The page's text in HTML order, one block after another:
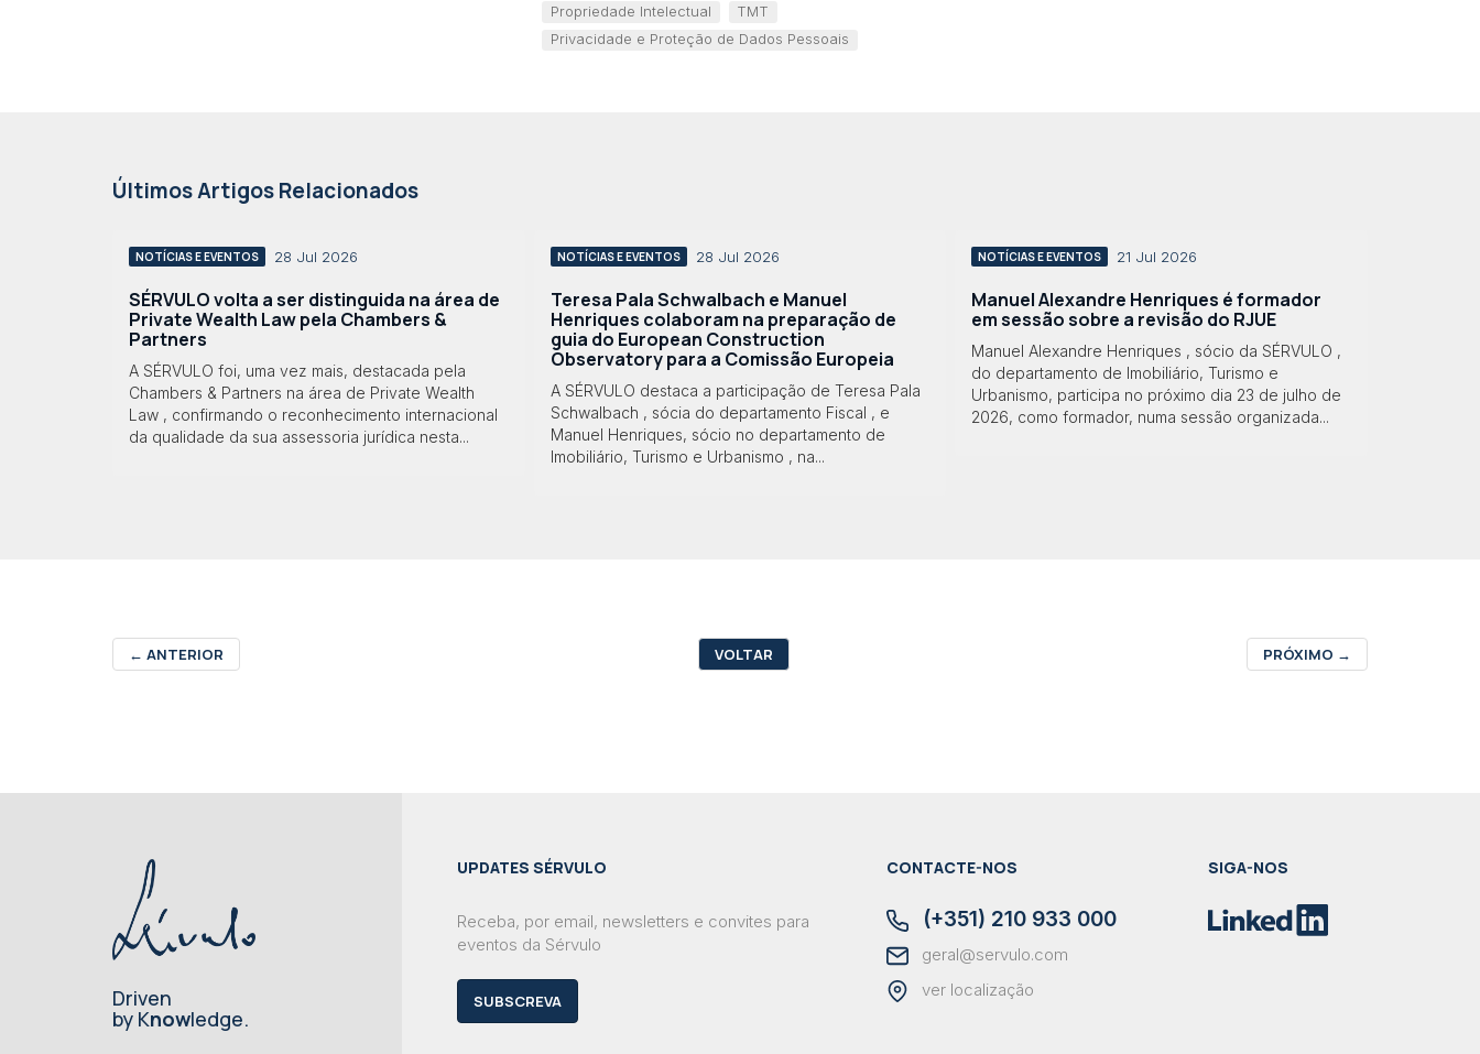
Propriedade Intelectual
TMT
Privacidade e Proteção de Dados Pessoais
Últimos Artigos Relacionados
NOTÍCIAS E EVENTOS 28 Jul 2026
SÉRVULO volta a ser distinguida na área de
Private Wealth Law pela Chambers &
Partners
A SÉRVULO foi, uma vez mais, destacada pela
Chambers & Partners na área de Private Wealth
Law , confirmando o reconhecimento internacional
da qualidade da sua assessoria jurídica nesta...
NOTÍCIAS E EVENTOS 28 Jul 2026
Teresa Pala Schwalbach e Manuel
Henriques colaboram na preparação de
guia do European Construction
Observatory para a Comissão Europeia
A SÉRVULO destaca a participação de Teresa Pala
Schwalbach , sócia do departamento Fiscal , e
Manuel Henriques, sócio no departamento de
Imobiliário, Turismo e Urbanismo , na...
NOTÍCIAS E EVENTOS 21 Jul 2026
Manuel Alexandre Henriques é formador
em sessão sobre a revisão do RJUE
Manuel Alexandre Henriques , sócio da SÉRVULO ,
do departamento de Imobiliário, Turismo e
Urbanismo, participa no próximo dia 23 de julho de
2026, como formador, numa sessão organizada...
← ANTERIOR VOLTAR PRÓXIMO →
Driven
by Knowledge.
UPDATES SÉRVULO
Receba, por email, newsletters e convites para
eventos da Sérvulo
SUBSCREVA
CONTACTE-NOS
(+351) 210 933 000
geral@servulo.com
ver localização
SIGA-NOS